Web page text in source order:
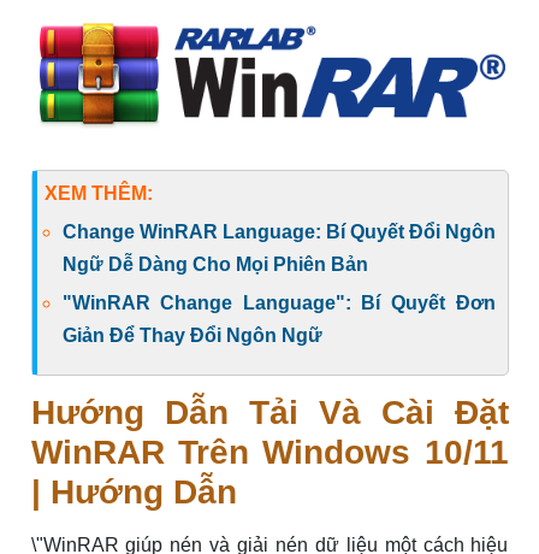
XEM THÊM:
Change WinRAR Language: Bí Quyết Đổi Ngôn
Ngữ Dễ Dàng Cho Mọi Phiên Bản
"WinRAR Change Language": Bí Quyết Đơn
Giản Để Thay Đổi Ngôn Ngữ
Hướng Dẫn Tải Và Cài Đặt
WinRAR Trên Windows 10/11
| Hướng Dẫn
\"WinRAR giúp nén và giải nén dữ liệu một cách hiệu